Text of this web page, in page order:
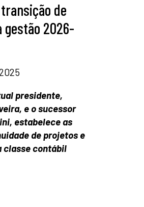
transição de
2026-
presidente,
e o sucessor
estabelece as
de projetos e
classe contábil